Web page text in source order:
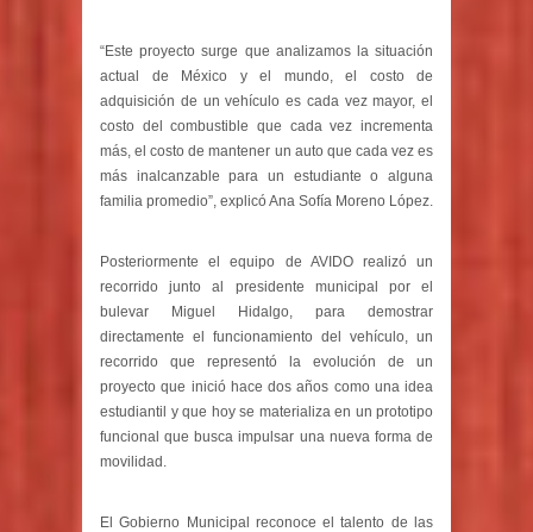
“Este proyecto surge que analizamos la situación
actual de México y el mundo, el costo de
adquisición de un vehículo es cada vez mayor, el
costo del combustible que cada vez incrementa
más, el costo de mantener un auto que cada vez es
más inalcanzable para un estudiante o alguna
familia promedio”, explicó Ana Sofía Moreno López.
Posteriormente el equipo de AVIDO realizó un
recorrido junto al presidente municipal por el
bulevar Miguel Hidalgo, para demostrar
directamente el funcionamiento del vehículo, un
recorrido que representó la evolución de un
proyecto que inició hace dos años como una idea
estudiantil y que hoy se materializa en un prototipo
funcional que busca impulsar una nueva forma de
movilidad.
El Gobierno Municipal reconoce el talento de las